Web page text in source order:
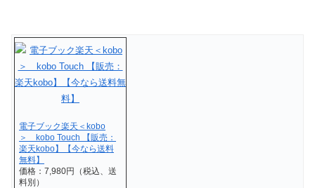
電子ブック楽天＜kobo
＞ kobo Touch 【販売：
楽天kobo】【今なら送料
無料】
価格：7,980円（税込、送
料別）